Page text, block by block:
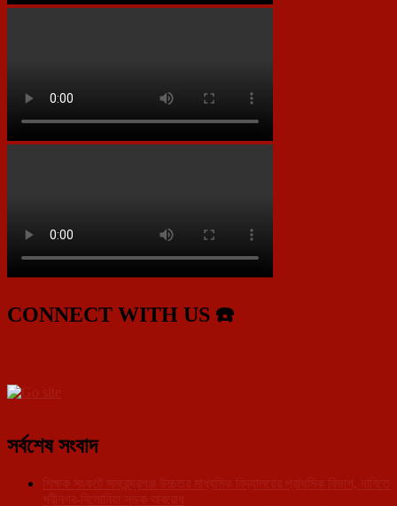
CONNECT WITH US ☎️
সর্বশেষ সংবাদ
শিক্ষক সংকটে সমরেন্দ্রগঞ্জ উচ্চতর মাধ্যমিক বিদ্যালয়ের প্রাথমিক বিভাগ, দাবিতে
শ্রীনগর-বিলোনিয়া সড়ক অবরোধ